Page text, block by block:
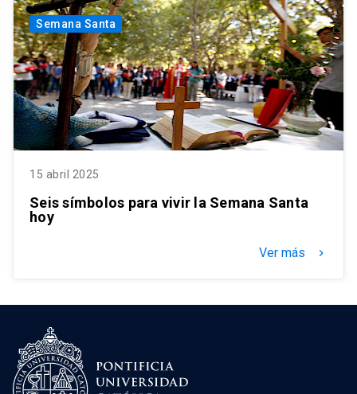
Semana Santa
15 abril 2025
Seis símbolos para vivir la Semana Santa
hoy
Ver más keyboard_arrow_right